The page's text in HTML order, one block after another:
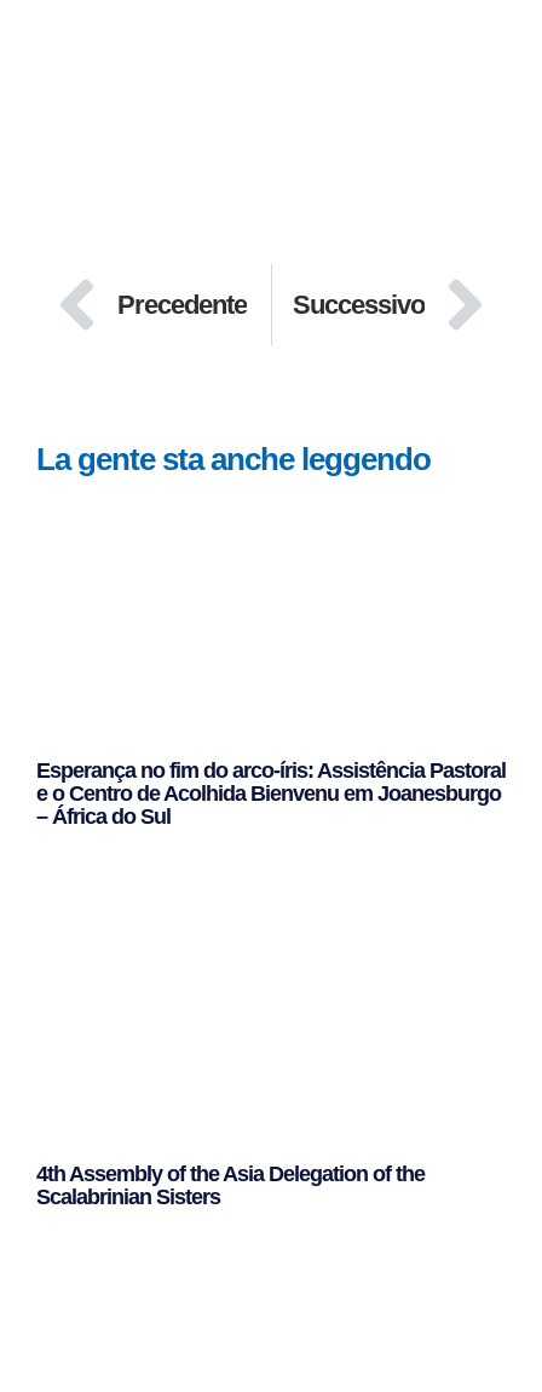
Precedente Successivo
La gente sta anche leggendo
Esperança no fim do arco-íris: Assistência Pastoral
e o Centro de Acolhida Bienvenu em Joanesburgo
– África do Sul
4th Assembly of the Asia Delegation of the
Scalabrinian Sisters